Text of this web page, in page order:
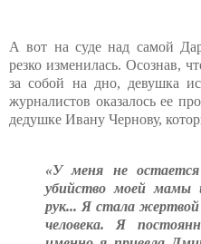
А вот на суде над самой
резко изменилась. Осознав,
за собой на дно, девушка
журналистов оказалось ее
дедушке Ивану Чернову,
«У меня не
убийство моей
рук... Я стала жертвой
человека. Я